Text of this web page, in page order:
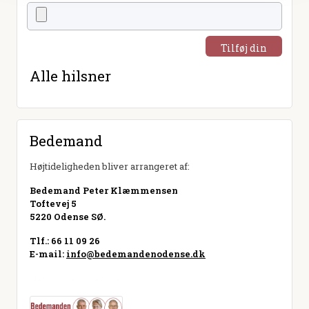
Tilføj din
Alle hilsner
Bedemand
Højtideligheden bliver arrangeret af:
Bedemand Peter Klæmmensen
Toftevej 5
5220 Odense SØ.
Tlf.: 66 11 09 26
E-mail: info@bedemandenodense.dk